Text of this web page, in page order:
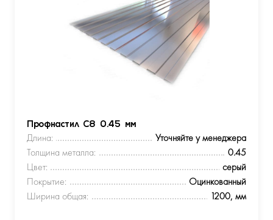
Профнастил С8 0.45 мм
Длина:
Уточняйте у менеджера
Толщина металла:
0.45
Цвет:
серый
Покрытие:
Оцинкованный
Ширина общая:
1200, мм